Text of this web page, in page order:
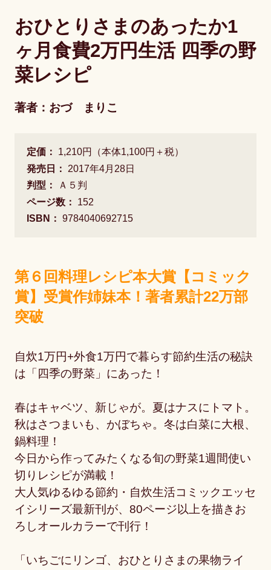
おひとりさまのあったか1
ヶ月食費2万円生活 四季の野
菜レシピ
著者：おづ まりこ
定価：
1,210円（本体1,100円＋税）
発売日：
2017年4月28日
判型：
Ａ５判
ページ数：
152
ISBN： 9784040692715
第６回料理レシピ本大賞【コミック
賞】受賞作姉妹本！著者累計22万部
突破
自炊1万円+外食1万円で暮らす節約生活の秘訣
は「四季の野菜」にあった！
春はキャベツ、新じゃが。夏はナスにトマト。
秋はさつまいも、かぼちゃ。冬は白菜に大根、
鍋料理！
今日から作ってみたくなる旬の野菜1週間使い
切りレシピが満載！
大人気ゆるゆる節約・自炊生活コミックエッセ
イシリーズ最新刊が、80ページ以上を描きお
ろしオールカラーで刊行！
「いちごにリンゴ、おひとりさまの果物ライ